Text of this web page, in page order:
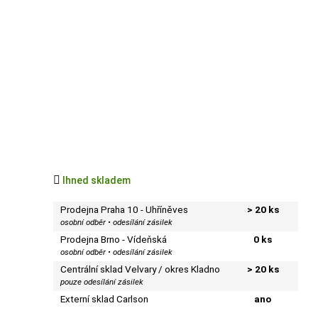
 Ihned skladem
Prodejna Praha 10 - Uhříněves
osobní odběr • odesílání zásilek
> 20 ks
Prodejna Brno - Vídeňská
osobní odběr • odesílání zásilek
0 ks
Centrální sklad Velvary / okres Kladno
pouze odesílání zásilek
> 20 ks
Externí sklad Carlson ano